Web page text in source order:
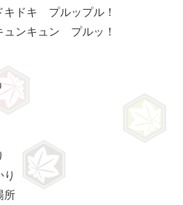
ドキ プルップル！
ンキュン プルッ！
所